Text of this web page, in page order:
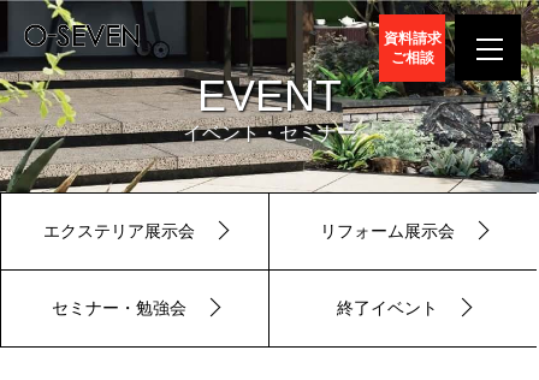
資料請求
ご相談
EVENT
イベント・セミナー
エクステリア展示会 リフォーム展示会
セミナー・勉強会 終了イベント